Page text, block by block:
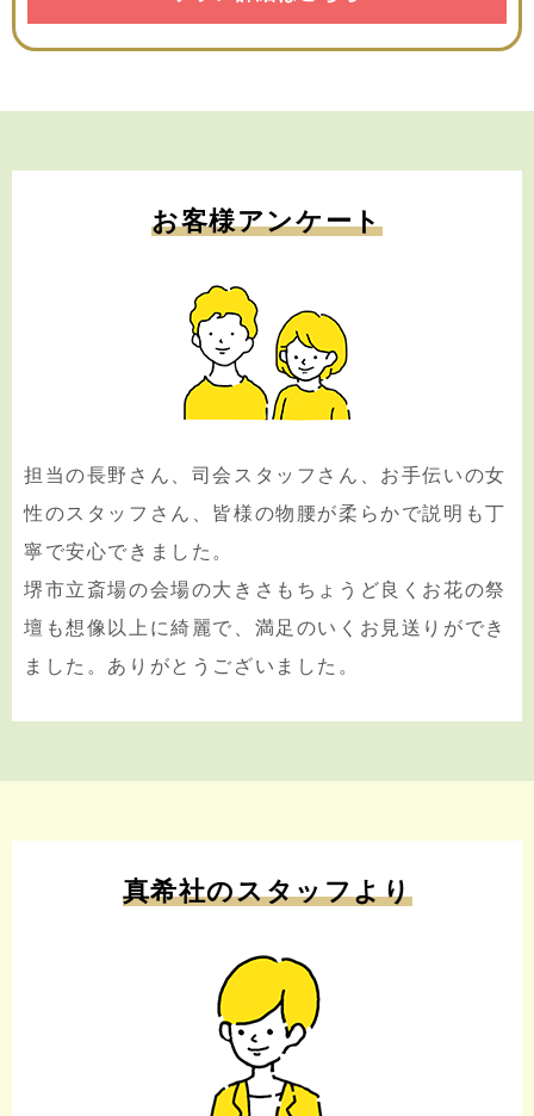
お客様アンケート
担当の長野さん、司会スタッフさん、お手伝いの女
性のスタッフさん、皆様の物腰が柔らかで説明も丁
寧で安心できました。
堺市立斎場の会場の大きさもちょうど良くお花の祭
壇も想像以上に綺麗で、満足のいくお見送りができ
ました。ありがとうございました。
真希社のスタッフより